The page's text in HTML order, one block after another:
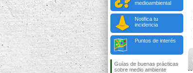
medioambiental
Notifica tu
incidencia
Puntos de interés
Guías de buenas prácticas
sobre medio ambiente